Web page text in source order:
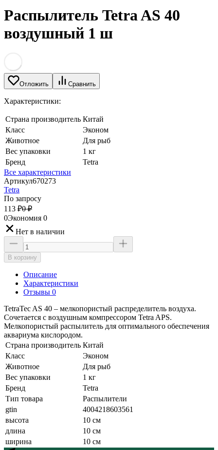
Распылитель Tetra AS 40
воздушный 1 ш
Отложить Сравнить
Характеристики:
Страна производитель Китай
Класс
Эконом
Животное
Для рыб
Вес упаковки
1 кг
Бренд
Tetra
Все характеристики
Артикул670273
Tetra
По запросу
113 ₽0 ₽
0Экономия 0
Нет в наличии
В корзину
Описание
Характеристики
Отзывы 0
TetraTec AS 40 – мелкопористый распределитель воздуха.
Сочетается с воздушным компрессором Tetra APS.
Мелкопористый распылитель для оптимального обеспечения
аквариума кислородом.
Страна производитель Китай
Класс
Эконом
Животное
Для рыб
Вес упаковки
1 кг
Бренд
Tetra
Тип товара
Распылители
gtin
4004218603561
высота
10 см
длина
10 см
ширина
10 см